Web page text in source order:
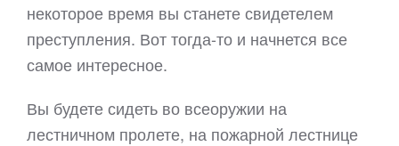
некоторое время вы станете свидетелем
преступления. Вот тогда-то и начнется все
самое интересное.
Вы будете сидеть во всеоружии на
лестничном пролете, на пожарной лестнице